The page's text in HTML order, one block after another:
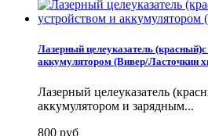
Лазерный целеуказатель
аккумулятором (Вивер/Ласточкин
Лазерный целеуказатель
аккумулятором и зарядным...
800 руб